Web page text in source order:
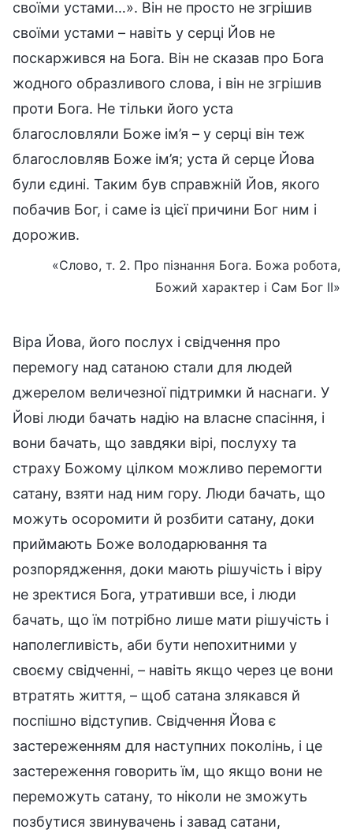
своїми устами…». Він не просто не згрішив
своїми устами – навіть у серці Йов не
поскаржився на Бога. Він не сказав про Бога
жодного образливого слова, і він не згрішив
проти Бога. Не тільки його уста
благословляли Боже ім’я – у серці він теж
благословляв Боже ім’я; уста й серце Йова
були єдині. Таким був справжній Йов, якого
побачив Бог, і саме із цієї причини Бог ним і
дорожив.
«Слово, т. 2. Про пізнання Бога. Божа робота,
Божий характер і Сам Бог II»
Віра Йова, його послух і свідчення про
перемогу над сатаною стали для людей
джерелом величезної підтримки й наснаги. У
Йові люди бачать надію на власне спасіння, і
вони бачать, що завдяки вірі, послуху та
страху Божому цілком можливо перемогти
сатану, взяти над ним гору. Люди бачать, що
можуть осоромити й розбити сатану, доки
приймають Боже володарювання та
розпорядження, доки мають рішучість і віру
не зректися Бога, утративши все, і люди
бачать, що їм потрібно лише мати рішучість і
наполегливість, аби бути непохитними у
своєму свідченні, – навіть якщо через це вони
втратять життя, – щоб сатана злякався й
поспішно відступив. Свідчення Йова є
застереженням для наступних поколінь, і це
застереження говорить їм, що якщо вони не
переможуть сатану, то ніколи не зможуть
позбутися звинувачень і завад сатани,